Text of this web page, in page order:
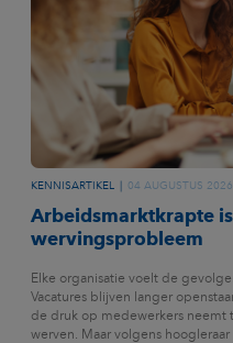
KENNISARTIKEL 04 AUGUSTUS 2026
Arbeidsmarktkrapte
wervingsprobleem
Elke organisatie voelt de
Vacatures blijven langer
de druk op medewerkers neemt
werven. Maar volgens